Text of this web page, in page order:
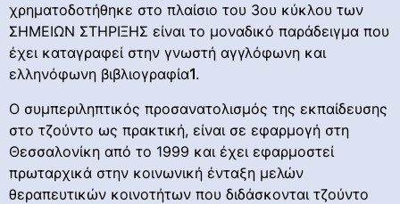
χρηματοδοτήθηκε στο πλαίσιο του 3ου κύκλου των
ΣΗΜΕΙΩΝ ΣΤΗΡΙΞΗΣ είναι το μοναδικό παράδειγμα που
έχει καταγραφεί στην γνωστή αγγλόφωνη και
ελληνόφωνη βιβλιογραφία1.
Ο συμπεριληπτικός προσανατολισμός της εκπαίδευσης
στο τζούντο ως πρακτική, είναι σε εφαρμογή στη
Θεσσαλονίκη από το 1999 και έχει εφαρμοστεί
πρωταρχικά στην κοινωνική ένταξη μελών
θεραπευτικών κοινοτήτων που διδάσκονται τζούντο